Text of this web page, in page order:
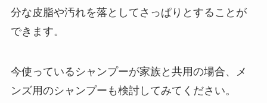
分な皮脂や汚れを落としてさっぱりとすることが
できます。
今使っているシャンプーが家族と共用の場合、メ
ンズ用のシャンプーも検討してみてください。